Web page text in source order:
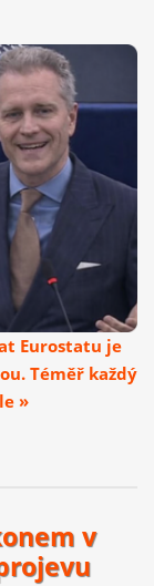
Eurostatu je
Téměř každý
»
v